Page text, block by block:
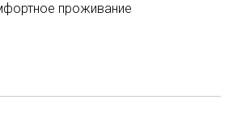
проживание